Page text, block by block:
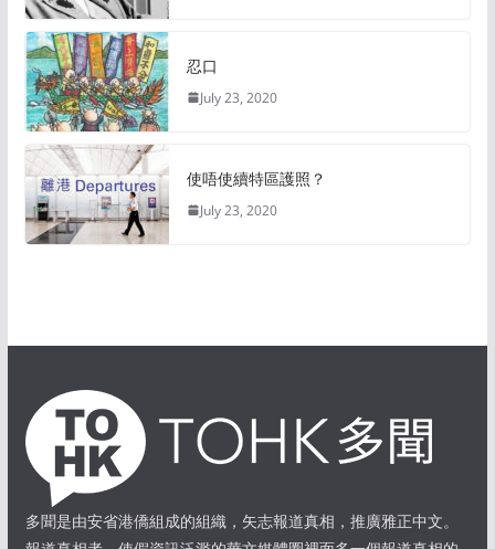
忍口
July 23, 2020
使唔使續特區護照？
July 23, 2020
多聞是由安省港僑組成的組織，矢志報道真相，推廣雅正中文。